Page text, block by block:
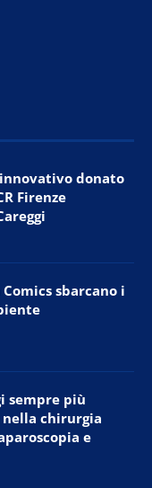
donato
Firenze
Comics sbarcano i
sempre più
nella chirurgia
e